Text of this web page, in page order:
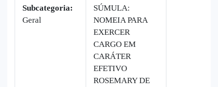
Subcategoria:
Geral
SÚMULA:
NOMEIA PARA
EXERCER
CARGO EM
CARÁTER
EFETIVO
ROSEMARY DE